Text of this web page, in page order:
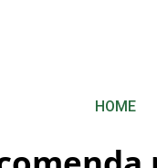
HOME